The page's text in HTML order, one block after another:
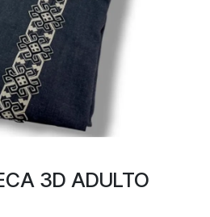
3D ADULTO